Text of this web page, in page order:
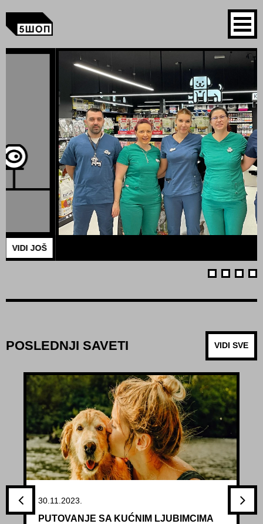
POSLEDNJI SAVETI VIDI SVE
30.11.2023.
PUTOVANJE SA KUĆNIM LJUBIMCIMA